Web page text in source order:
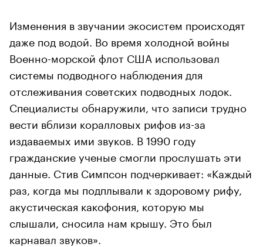
Изменения в звучании экосистем происходят
даже под водой. Во время холодной войны
Военно-морской флот США использовал
системы подводного наблюдения для
отслеживания советских подводных лодок.
Специалисты обнаружили, что записи трудно
вести вблизи коралловых рифов из-за
издаваемых ими звуков. В 1990 году
гражданские ученые смогли прослушать эти
данные. Стив Симпсон подчеркивает: «Каждый
раз, когда мы подплывали к здоровому рифу,
акустическая какофония, которую мы
слышали, сносила нам крышу. Это был
карнавал звуков».